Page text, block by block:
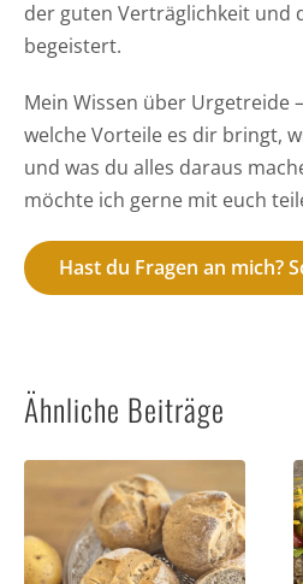
der guten Verträglichkeit und
begeistert.
Mein Wissen über Urgetreide
welche Vorteile es dir bringt,
und was du alles daraus
möchte ich gerne mit euch
Hast du Fragen an mich?
Ähnliche Beiträge